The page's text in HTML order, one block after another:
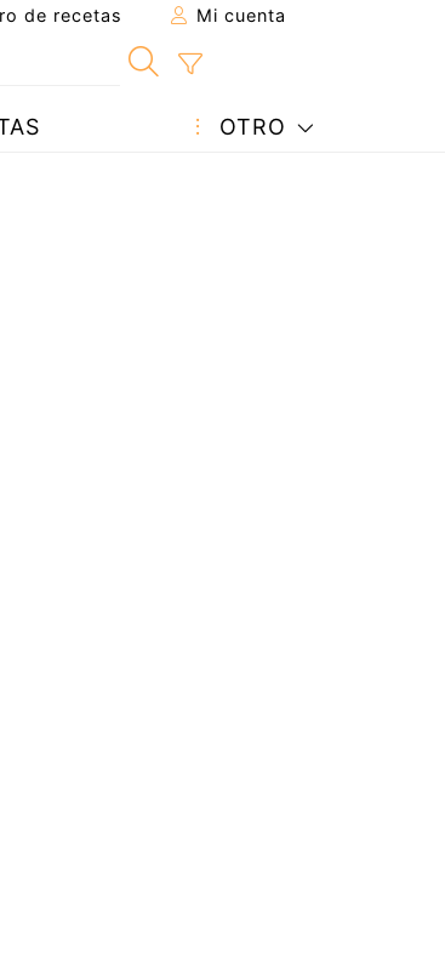
de recetas Mi cuenta
OTRO
amigo
autor
la foto de esta receta